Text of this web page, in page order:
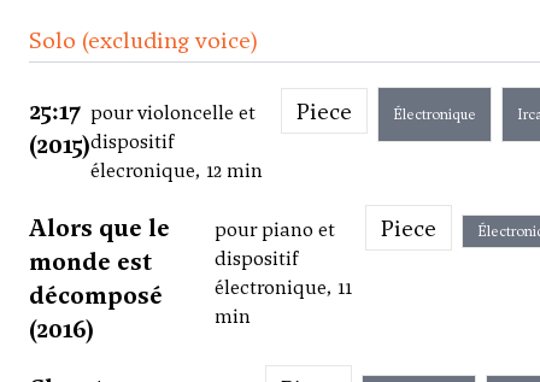
Solo (excluding voice)
25:17
(2015)
pour violoncelle et
dispositif
élecronique, 12 min
Piece Électronique
Alors que le
monde est
décomposé
(2016)
pour piano et
dispositif
électronique, 11
min
Piece